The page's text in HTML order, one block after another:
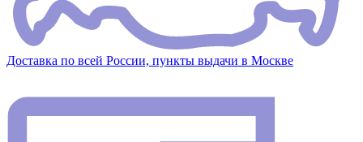
Доставка по всей России, пункты выдачи в Москве